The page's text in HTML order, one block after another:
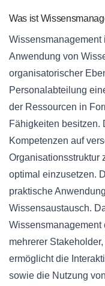
Was ist
Wissensmanagement
Anwendung von
organisatorischer
Personalabteilung
der Ressourcen in
Fähigkeiten besitzen.
Kompetenzen auf
Organisationsstruktur
optimal einzusetzen.
praktische
Wissensaustausch.
Wissensmanagement
mehrerer
ermöglicht die
sowie die Nutzung